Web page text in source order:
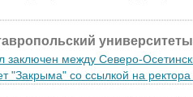
заключен между Северо-
"Закрыма" со ссылкой на